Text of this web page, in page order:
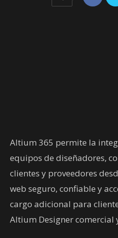
Altium 365 permite la
equipos de diseñadores,
clientes y proveedores
web seguro, confiable y
cargo adicional para
Altium Designer comercial